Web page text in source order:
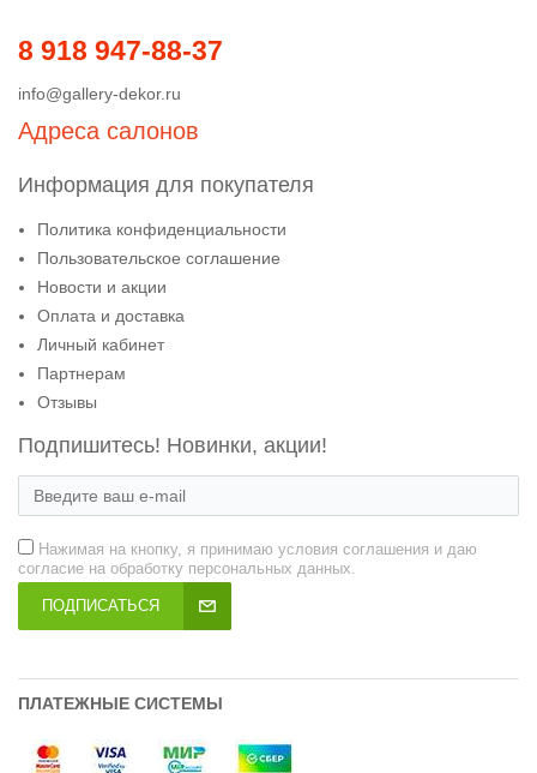
8 918 947-88-37
info@gallery-dekor.ru
Адреса салонов
Информация для покупателя
Политика конфиденциальности
Пользовательское соглашение
Новости и акции
Оплата и доставка
Личный кабинет
Партнерам
Отзывы
Подпишитесь! Новинки, акции!
Нажимая на кнопку, я принимаю условия соглашения и даю
согласие на обработку персональных данных.
ПОДПИСАТЬСЯ
ПЛАТЕЖНЫЕ СИСТЕМЫ